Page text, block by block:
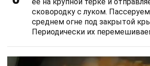
ее на крупной терке и
сковородку с луком.
среднем огне под закрытой
Периодически их